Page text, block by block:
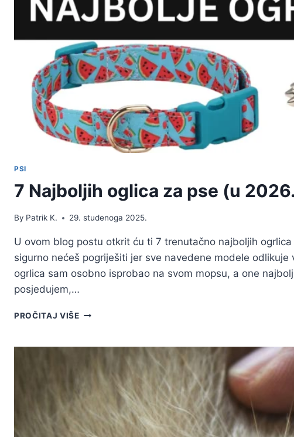
PSI
7 Najboljih oglica za pse (u
By Patrik K. 29. studenoga 2025.
U ovom blog postu otkrit ću ti 7 trenutačno najboljih
sigurno nećeš pogriješiti jer sve navedene modele
ogrlica sam osobno isprobao na svom mopsu, a one
posjedujem,…
PROČITAJ VIŠE7
ZA
GODINI)